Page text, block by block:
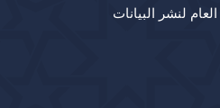
لنشر البيانات